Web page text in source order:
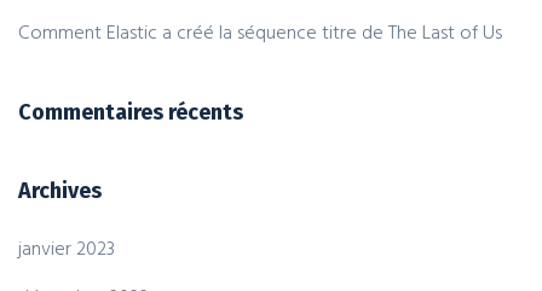
Comment Elastic a créé la séquence titre de The Last of Us
Commentaires récents
Archives
janvier 2023